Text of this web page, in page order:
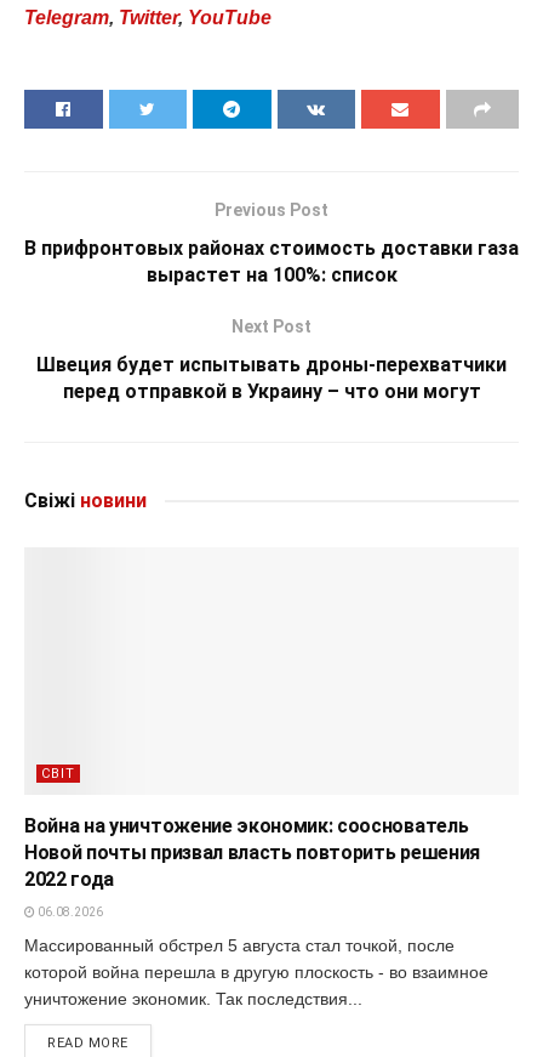
Telegram, Twitter, YouTube
Previous Post
В прифронтовых районах стоимость доставки газа
вырастет на 100%: список
Next Post
Швеция будет испытывать дроны-перехватчики
перед отправкой в Украину – что они могут
Свіжі новини
СВІТ
Война на уничтожение экономик: сооснователь
Новой почты призвал власть повторить решения
2022 года
06.08.2026
Массированный обстрел 5 августа стал точкой, после
которой война перешла в другую плоскость - во взаимное
уничтожение экономик. Так последствия...
READ MORE